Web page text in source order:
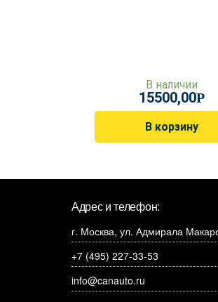
В наличии
15500,00Р
В корзину
Адрес и телефон:
г. Москва, ул. Адмирала
+7 (495) 227-33-53
info@canauto.ru